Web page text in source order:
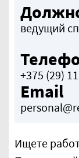
ведущий
+375 (29)
Email
Ищете